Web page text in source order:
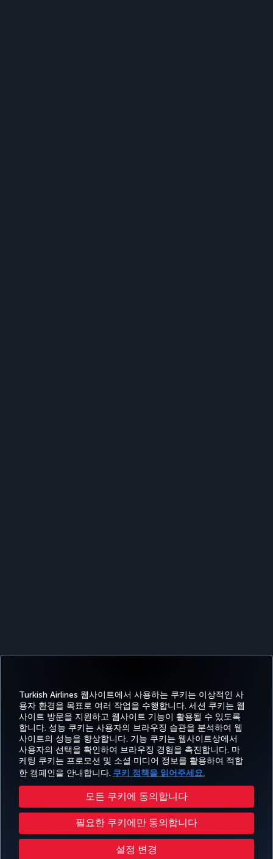
Turkish Airlines 웹사이트에서 사용하는 쿠키는 이상적인 사
용자 환경을 목표로 여러 작업을 수행합니다. 세션 쿠키는 웹
사이트 방문을 지원하고 웹사이트 기능이 활용될 수 있도록
합니다. 성능 쿠키는 사용자의 브라우징 습관을 분석하여 웹
사이트의 성능을 향상합니다. 기능 쿠키는 웹사이트상에서
사용자의 선택을 확인하여 브라우징 경험을 촉진합니다. 마
케팅 쿠키는 프로모션 및 소셜 미디어 정보를 활용하여 적합
한 캠페인을 안내합니다. 쿠키 정책을 읽어주세요.
모든 쿠키에 동의합니다
필요한 쿠키에만 동의합니다
설정 변경
페이스북
트위터인스타그램
유튜브링크드인
틱톡블로그Pinterest
예약
및 관
리
경
험
특가 및
목적지
도
움
말
MILES&SMILES
CORPORATE
CLUB
Airlines
접근성 개인정보보호 및 쿠키 정책 법률 고시 승객 권리 쿠키 설정 변경
항공교통이용자 서비스 계획 미국 DOT 고객 서비스 계획 EU 데이터 주체 권리
Turkish Airlines Copyright © 1996 - 2026